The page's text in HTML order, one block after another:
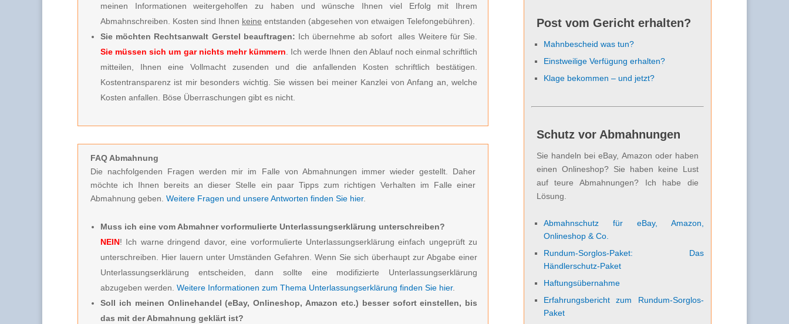
meinen Informationen weitergeholfen zu haben und wünsche Ihnen viel Erfolg mit Ihrem
Abmahnschreiben. Kosten sind Ihnen keine entstanden (abgesehen von etwaigen Telefongebühren).
Sie möchten Rechtsanwalt Gerstel beauftragen: Ich übernehme ab sofort alles Weitere für Sie.
Sie müssen sich um gar nichts mehr kümmern . Ich werde Ihnen den Ablauf noch einmal schriftlich
mitteilen, Ihnen eine Vollmacht zusenden und die anfallenden Kosten schriftlich bestätigen.
Kostentransparenz ist mir besonders wichtig. Sie wissen bei meiner Kanzlei von Anfang an, welche
Kosten anfallen. Böse Überraschungen gibt es nicht.
FAQ Abmahnung
Die nachfolgenden Fragen werden mir im Falle von Abmahnungen immer wieder gestellt. Daher
möchte ich Ihnen bereits an dieser Stelle ein paar Tipps zum richtigen Verhalten im Falle einer
Abmahnung geben. Weitere Fragen und unsere Antworten finden Sie hier.
Muss ich eine vom Abmahner vorformulierte Unterlassungserklärung unterschreiben?
NEIN! Ich warne dringend davor, eine vorformulierte Unterlassungserklärung einfach ungeprüft zu
unterschreiben. Hier lauern unter Umständen Gefahren. Wenn Sie sich überhaupt zur Abgabe einer
Unterlassungserklärung entscheiden, dann sollte eine modifizierte Unterlassungserklärung
abzugeben werden. Weitere Informationen zum Thema Unterlassungserklärung finden Sie hier.
Soll ich meinen Onlinehandel (eBay, Onlineshop, Amazon etc.) besser sofort einstellen, bis
das mit der Abmahnung geklärt ist?
Post vom Gericht erhalten?
Mahnbescheid was tun?
Einstweilige Verfügung erhalten?
Klage bekommen – und jetzt?
Schutz vor Abmahnungen
Sie handeln bei eBay, Amazon oder haben
einen Onlineshop? Sie haben keine Lust
auf teure Abmahnungen? Ich habe die
Lösung.
Abmahnschutz für eBay, Amazon,
Onlineshop & Co.
Rundum-Sorglos-Paket: Das
Händlerschutz-Paket
Haftungsübernahme
Erfahrungsbericht zum Rundum-Sorglos-
Paket